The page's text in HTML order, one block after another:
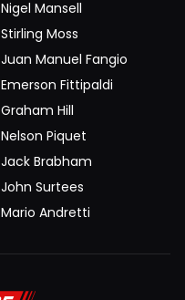
Nigel Mansell
Stirling Moss
Juan Manuel Fangio
Emerson Fittipaldi
Graham Hill
Nelson Piquet
Jack Brabham
John Surtees
Mario Andretti